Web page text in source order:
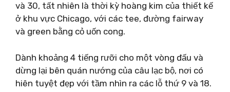
và 30, tất nhiên là thời kỳ hoàng kim của thiết kế
ở khu vực Chicago, với các tee, đường fairway
và green bằng cỏ uốn cong.
Dành khoảng 4 tiếng rưỡi cho một vòng đấu và
dừng lại bên quán nướng của câu lạc bộ, nơi có
hiên tuyệt đẹp với tầm nhìn ra các lỗ thứ 9 và 18.